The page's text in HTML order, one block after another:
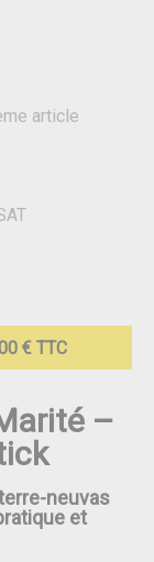
article
–
neuvas
et